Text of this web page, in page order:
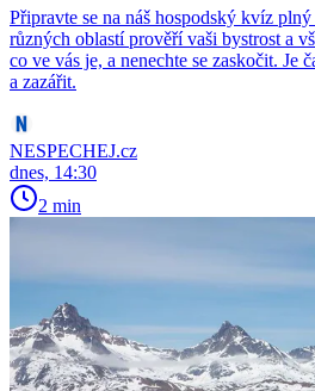
Připravte se na náš hospodský kvíz
různých oblastí prověří vaši bystrost a
co ve vás je, a nenechte se zaskočit. Je
a zazářit.
NESPECHEJ.cz
dnes, 14:30
2 min